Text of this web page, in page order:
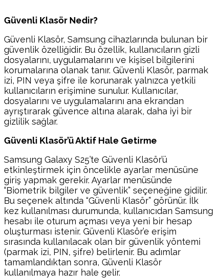
Güvenli Klasör Nedir?
Güvenli Klasör, Samsung cihazlarında bulunan bir
güvenlik özelliğidir. Bu özellik, kullanıcıların gizli
dosyalarını, uygulamalarını ve kişisel bilgilerini
korumalarına olanak tanır. Güvenli Klasör, parmak
izi, PIN veya şifre ile korunarak yalnızca yetkili
kullanıcıların erişimine sunulur. Kullanıcılar,
dosyalarını ve uygulamalarını ana ekrandan
ayrıştırarak güvence altına alarak, daha iyi bir
gizlilik sağlar.
Güvenli Klasör’ü Aktif Hale Getirme
Samsung Galaxy S25’te Güvenli Klasör’ü
etkinleştirmek için öncelikle ayarlar menüsüne
giriş yapmak gerekir. Ayarlar menüsünde
“Biometrik bilgiler ve güvenlik” seçeneğine gidilir.
Bu seçenek altında “Güvenli Klasör” görünür. İlk
kez kullanılması durumunda, kullanıcıdan Samsung
hesabı ile oturum açması veya yeni bir hesap
oluşturması istenir. Güvenli Klasör’e erişim
sırasında kullanılacak olan bir güvenlik yöntemi
(parmak izi, PIN, şifre) belirlenir. Bu adımlar
tamamlandıktan sonra, Güvenli Klasör
kullanılmaya hazır hale gelir.